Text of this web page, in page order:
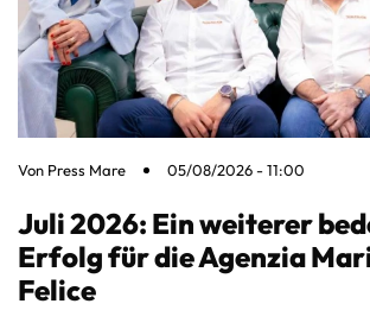
Von Press Mare 05/08/2026 - 11:00
Juli 2026: Ein weiterer
Erfolg für die Agenzia
Felice